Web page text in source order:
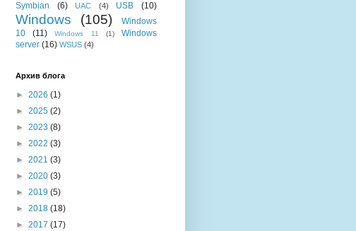
Symbian (6) UAC (4) USB (10)
Windows (105)
Windows
10
(11) Windows 11 (1)
Windows
server (16) WSUS (4)
Архив блога
► 2026 (1)
► 2025 (2)
► 2023 (8)
► 2022 (3)
► 2021 (3)
► 2020 (3)
► 2019 (5)
► 2018 (18)
► 2017 (17)